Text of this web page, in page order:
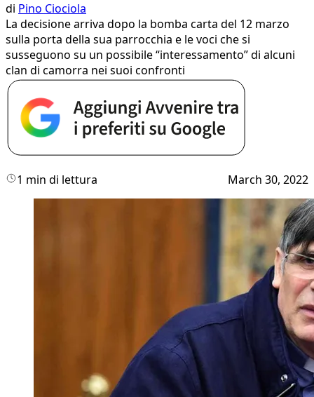
di Pino Ciociola
La decisione arriva dopo la bomba carta del 12 marzo
sulla porta della sua parrocchia e le voci che si
susseguono su un possibile “interessamento” di alcuni
clan di camorra nei suoi confronti
1 min di lettura March 30, 2022